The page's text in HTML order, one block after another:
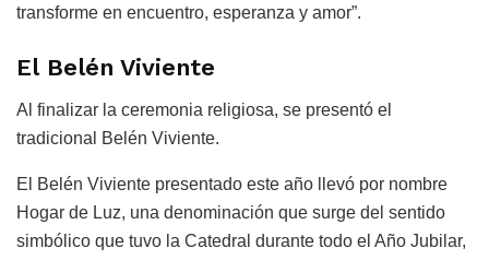
transforme en encuentro, esperanza y amor”.
El Belén Viviente
Al finalizar la ceremonia religiosa, se presentó el
tradicional Belén Viviente.
El Belén Viviente presentado este año llevó por nombre
Hogar de Luz, una denominación que surge del sentido
simbólico que tuvo la Catedral durante todo el Año Jubilar,